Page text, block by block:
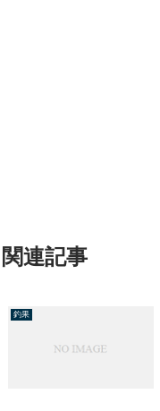
関連記事
釣果